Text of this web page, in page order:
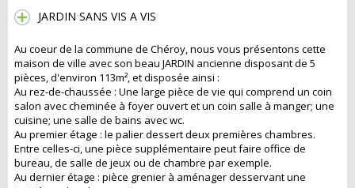
JARDIN SANS VIS A VIS
Au coeur de la commune de Chéroy, nous vous présentons cette
maison de ville avec son beau JARDIN ancienne disposant de 5
pièces, d'environ 113m², et disposée ainsi :
Au rez-de-chaussée : Une large pièce de vie qui comprend un coin
salon avec cheminée à foyer ouvert et un coin salle à manger; une
cuisine; une salle de bains avec wc.
Au premier étage : le palier dessert deux premières chambres.
Entre celles-ci, une pièce supplémentaire peut faire office de
bureau, de salle de jeux ou de chambre par exemple.
Au dernier étage : pièce grenier à aménager desservant une